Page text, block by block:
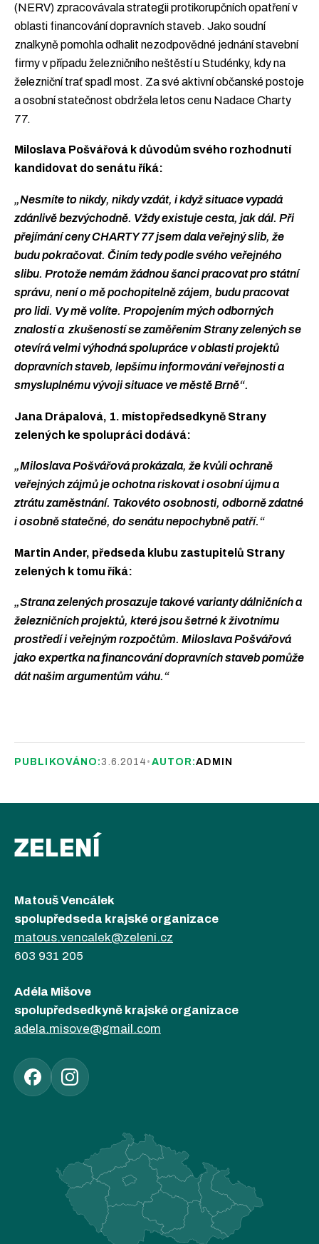
(NERV) zpracovávala strategii protikorupčních opatření v
oblasti financování dopravních staveb. Jako soudní
znalkyně pomohla odhalit nezodpovědné jednání stavební
firmy v případu železničního neštěstí u Studénky, kdy na
železniční trať spadl most. Za své aktivní občanské postoje
a osobní statečnost obdržela letos cenu Nadace Charty
77.
Miloslava Pošvářová k důvodům svého rozhodnutí
kandidovat do senátu říká:
„Nesmíte to nikdy, nikdy vzdát, i když situace vypadá
zdánlivě bezvýchodně. Vždy existuje cesta, jak dál. Při
přejímání ceny CHARTY 77 jsem dala veřejný slib, že
budu pokračovat. Činím tedy podle svého veřejného
slibu. Protože nemám žádnou šanci pracovat pro státní
správu, není o mě pochopitelně zájem, budu pracovat
pro lidi. Vy mě volíte. Propojením mých odborných
znalostí a zkušeností se zaměřením Strany zelených se
otevírá velmi výhodná spolupráce v oblasti projektů
dopravních staveb, lepšímu informování veřejnosti a
smysluplnému vývoji situace ve městě Brně“.
Jana Drápalová, 1. místopředsedkyně Strany
zelených ke spolupráci dodává:
„Miloslava Pošvářová prokázala, že kvůli ochraně
veřejných zájmů je ochotna riskovat i osobní újmu a
ztrátu zaměstnání. Takovéto osobnosti, odborně zdatné
i osobně statečné, do senátu nepochybně patří.“
Martin Ander, předseda klubu zastupitelů Strany
zelených k tomu říká:
„Strana zelených prosazuje takové varianty dálničních a
železničních projektů, které jsou šetrné k životnímu
prostředí i veřejným rozpočtům. Miloslava Pošvářová
jako expertka na financování dopravních staveb pomůže
dát našim argumentům váhu.“
PUBLIKOVÁNO:3.6.2014 • AUTOR:ADMIN
ZELENÍ
Matouš Vencálek
spolupředseda krajské organizace
matous.vencalek@zeleni.cz
603 931 205
Adéla Mišove
spolupředsedkyně krajské organizace
adela.misove@gmail.com